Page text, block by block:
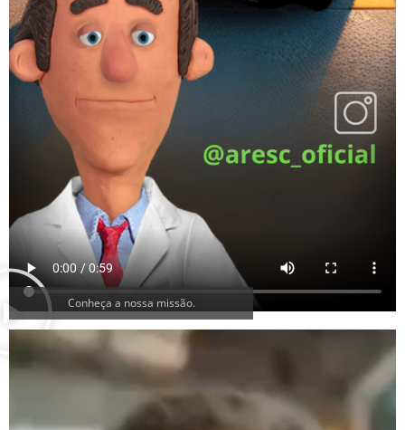
Conheça a nossa missão.